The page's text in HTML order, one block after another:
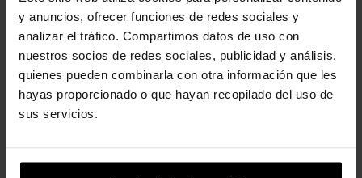
y anuncios, ofrecer funciones de redes sociales y
analizar el tráfico. Compartimos datos de uso con
nuestros socios de redes sociales, publicidad y análisis,
quienes pueden combinarla con otra información que les
hayas proporcionado o que hayan recopilado del uso de
sus servicios.
Sandálias Crush U Unissex
64,90 € 51,92 €
Zuecos unisex Classic...
69,90 € 55,92 €